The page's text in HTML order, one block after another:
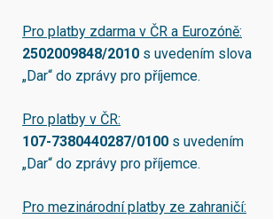
Pro platby zdarma v ČR a Eurozóně:
2502009848/2010 s uvedením slova
„Dar“ do zprávy pro příjemce.
Pro platby v ČR:
107-7380440287/0100 s uvedením
„Dar“ do zprávy pro příjemce.
Pro mezinárodní platby ze zahraničí: